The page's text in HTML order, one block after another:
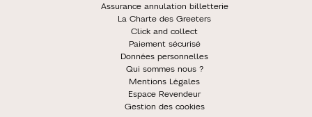
Assurance annulation billetterie
La Charte des Greeters
Click and collect
Paiement sécurisé
Données personnelles
Qui sommes nous ?
Mentions Légales
Espace Revendeur
Gestion des cookies